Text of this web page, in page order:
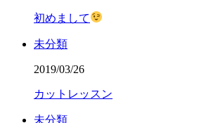
初めまして
未分類
2019/03/26
カットレッスン
未分類